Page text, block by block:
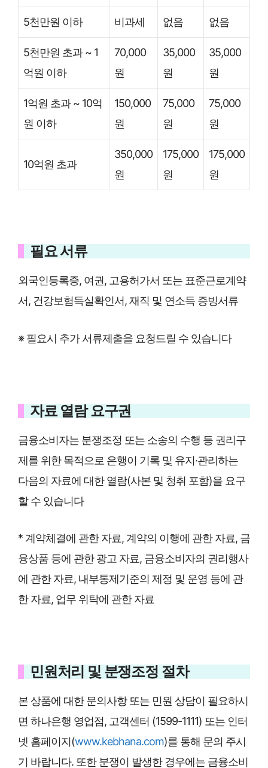
5천만원 이하 비과세 없음 없음
5천만원 초과 ~ 1
억원 이하
70,000
원
35,000
원
35,000
원
1억원 초과 ~ 10억
원 이하
150,000
원
75,000
원
75,000
원
10억원 초과
350,000
원
175,000
원
175,000
원
필요 서류
외국인등록증, 여권, 고용허가서 또는 표준근로계약
서, 건강보험득실확인서, 재직 및 연소득 증빙서류
※ 필요시 추가 서류제출을 요청드릴 수 있습니다
자료 열람 요구권
금융소비자는 분쟁조정 또는 소송의 수행 등 권리구
제를 위한 목적으로 은행이 기록 및 유지·관리하는
다음의 자료에 대한 열람(사본 및 청취 포함)을 요구
할 수 있습니다
* 계약체결에 관한 자료, 계약의 이행에 관한 자료, 금
융상품 등에 관한 광고 자료, 금융소비자의 권리행사
에 관한 자료, 내부통제기준의 제정 및 운영 등에 관
한 자료, 업무 위탁에 관한 자료
민원처리 및 분쟁조정 절차
본 상품에 대한 문의사항 또는 민원 상담이 필요하시
면 하나은행 영업점, 고객센터 (1599-1111) 또는 인터
넷 홈페이지(www.kebhana.com)를 통해 문의 주시
기 바랍니다. 또한 분쟁이 발생한 경우에는 금융소비